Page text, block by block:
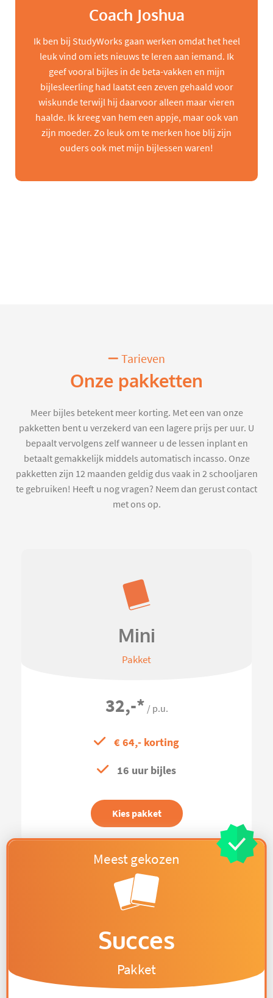
Coach Joshua
Ik ben bij StudyWorks gaan werken omdat het heel
leuk vind om iets nieuws te leren aan iemand. Ik
geef vooral bijles in de beta-vakken en mijn
bijlesleerling had laatst een zeven gehaald voor
wiskunde terwijl hij daarvoor alleen maar vieren
haalde. Ik kreeg van hem een appje, maar ook van
zijn moeder. Zo leuk om te merken hoe blij zijn
ouders ook met mijn bijlessen waren!
Tarieven
Onze pakketten
Meer bijles betekent meer korting. Met een van onze
pakketten bent u verzekerd van een lagere prijs per uur. U
bepaalt vervolgens zelf wanneer u de lessen inplant en
betaalt gemakkelijk middels automatisch incasso. Onze
pakketten zijn 12 maanden geldig dus vaak in 2 schooljaren
te gebruiken! Heeft u nog vragen? Neem dan gerust contact
met ons op.
Mini
Pakket
32,-* / p.u.
€ 64,- korting
16 uur bijles
Kies pakket
Succes
Pakket